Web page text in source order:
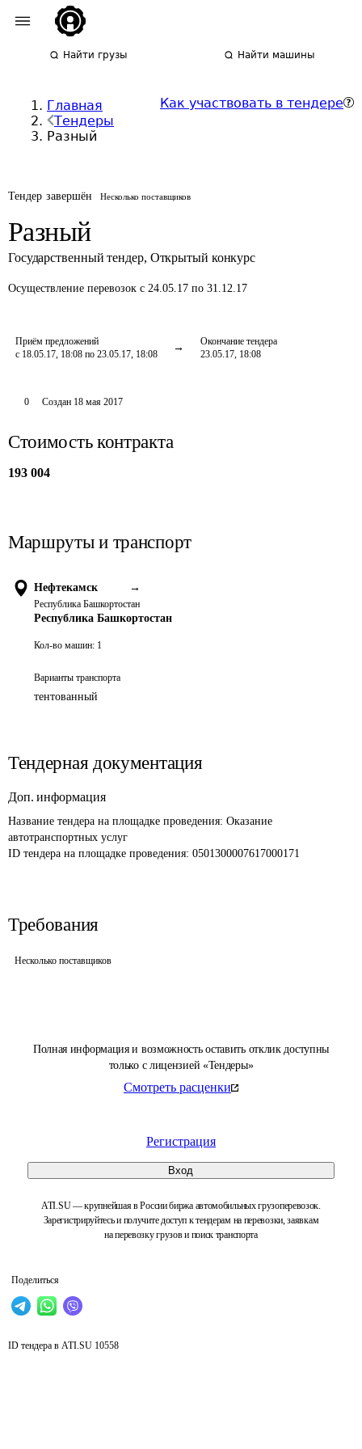
Найти грузы Найти машины
Главная
Тендеры
Разный
Как участвовать в тендере
Тендер завершён Несколько поставщиков
Разный
Государственный тендер, Открытый конкурс
Осуществление перевозок с 24.05.17 по 31.12.17
Приём предложений
с 18.05.17, 18:08 по 23.05.17, 18:08
Окончание тендера
23.05.17, 18:08
Полная информация и возможность оставить отклик доступны
только с лицензией «Тендеры»
Смотреть расценки
Регистрация
Вход
ATI.SU — крупнейшая в России биржа автомобильных грузоперевозок.
Зарегистрируйтесь и получите доступ к тендерам на перевозки, заявкам
на перевозку грузов и поиск транспорта
Поделиться
0 Создан 18 мая 2017
Стоимость контракта
193 004
Маршруты и транспорт
Нефтекамск →
Республика Башкортостан
Республика Башкортостан
Кол-во машин: 1
Варианты транспорта
тентованный
Тендерная документация
Доп. информация
Название тендера на площадке проведения: Оказание
автотранспортных услуг
ID тендера на площадке проведения: 0501300007617000171
Требования
Несколько поставщиков
ID тендера в ATI.SU 10558